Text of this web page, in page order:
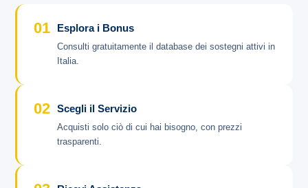
01 Esplora i Bonus
Consulti gratuitamente il database dei sostegni attivi in
Italia.
02 Scegli il Servizio
Acquisti solo ciò di cui hai bisogno, con prezzi
trasparenti.